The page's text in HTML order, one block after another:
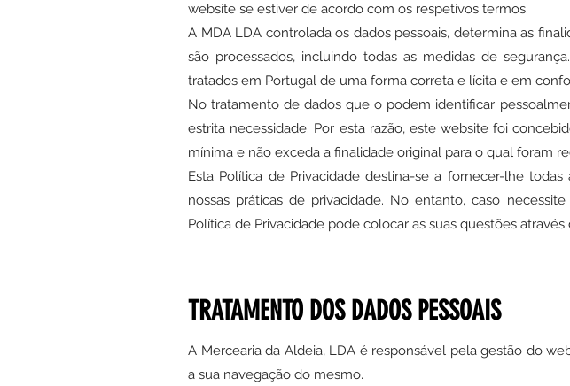
website se estiver de acordo com os respetivos termos.
A MDA LDA controlada os dados pessoais, determina as
são processados, incluindo todas as medidas de
tratados em Portugal de uma forma correta e lícita e em
No tratamento de dados que o podem identificar
estrita necessidade. Por esta razão, este website foi
mínima e não exceda a finalidade original para o qual foram
Esta Política de Privacidade destina-se a fornecer-lhe
nossas práticas de privacidade. No entanto, caso
Política de Privacidade pode colocar as suas questões
TRATAMENTO DOS DADOS PESSOAIS
A Mercearia da Aldeia, LDA é responsável pela gestão do
a sua navegação do mesmo.